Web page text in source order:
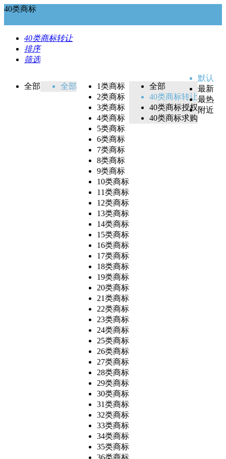
40类商标
40类商标转让
排序
筛选
全部 全部
1类商标
2类商标
3类商标
4类商标
5类商标
6类商标
7类商标
8类商标
9类商标
10类商标
11类商标
12类商标
13类商标
14类商标
15类商标
16类商标
17类商标
18类商标
19类商标
20类商标
21类商标
22类商标
23类商标
24类商标
25类商标
26类商标
27类商标
28类商标
29类商标
30类商标
31类商标
32类商标
33类商标
34类商标
35类商标
36类商标
全部
40类商标转让
40类商标授权
40类商标求购
默认
最新
最热
附近